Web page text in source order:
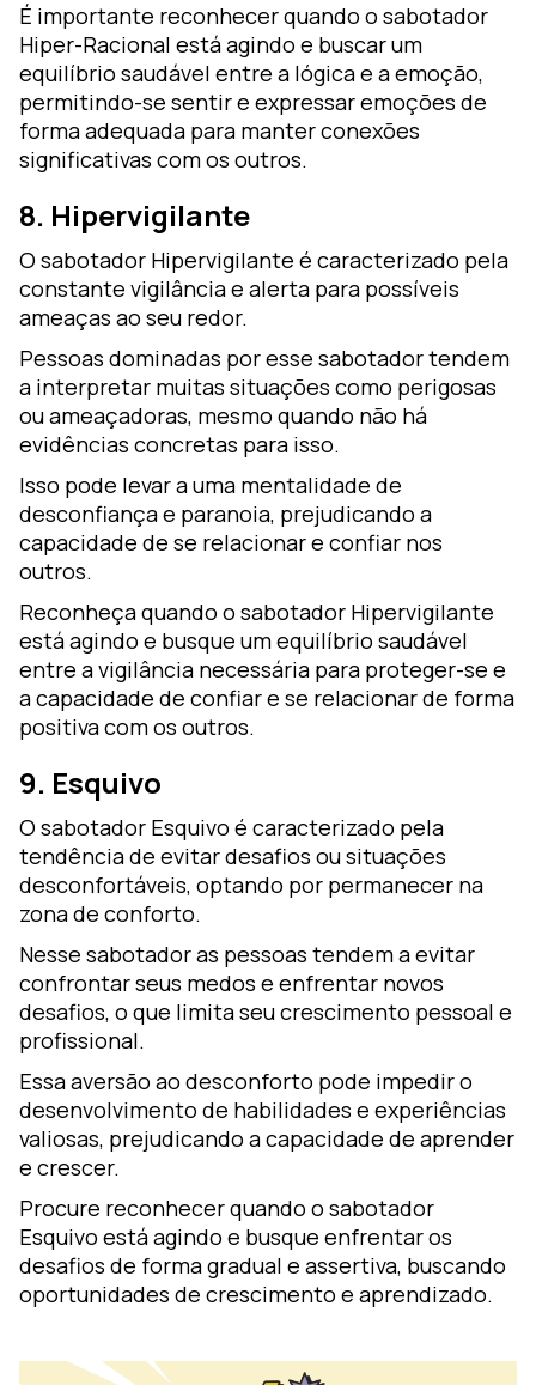
É importante reconhecer quando o sabotador
Hiper-Racional está agindo e buscar um
equilíbrio saudável entre a lógica e a emoção,
permitindo-se sentir e expressar emoções de
forma adequada para manter conexões
significativas com os outros.
8. Hipervigilante
O sabotador Hipervigilante é caracterizado pela
constante vigilância e alerta para possíveis
ameaças ao seu redor.
Pessoas dominadas por esse sabotador tendem
a interpretar muitas situações como perigosas
ou ameaçadoras, mesmo quando não há
evidências concretas para isso.
Isso pode levar a uma mentalidade de
desconfiança e paranoia, prejudicando a
capacidade de se relacionar e confiar nos
outros.
Reconheça quando o sabotador Hipervigilante
está agindo e busque um equilíbrio saudável
entre a vigilância necessária para proteger-se e
a capacidade de confiar e se relacionar de forma
positiva com os outros.
9. Esquivo
O sabotador Esquivo é caracterizado pela
tendência de evitar desafios ou situações
desconfortáveis, optando por permanecer na
zona de conforto.
Nesse sabotador as pessoas tendem a evitar
confrontar seus medos e enfrentar novos
desafios, o que limita seu crescimento pessoal e
profissional.
Essa aversão ao desconforto pode impedir o
desenvolvimento de habilidades e experiências
valiosas, prejudicando a capacidade de aprender
e crescer.
Procure reconhecer quando o sabotador
Esquivo está agindo e busque enfrentar os
desafios de forma gradual e assertiva, buscando
oportunidades de crescimento e aprendizado.